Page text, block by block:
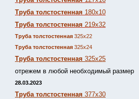
Труба толстостенная 180х10
Труба толстостенная 219х32
Труба толстостенная 325х22
Труба толстостенная 325х24
Труба толстостенная 325х25
отрежем в любой необходимый размер
28.03.2023
Труба толстостенная 377х30